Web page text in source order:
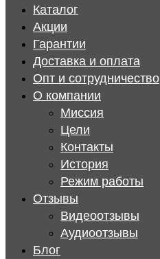
Каталог
Акции
Гарантии
Доставка и оплата
Опт и сотрудничество
О компании
Миссия
Цели
Контакты
История
Режим работы
Отзывы
Видеоотзывы
Аудиоотзывы
Блог